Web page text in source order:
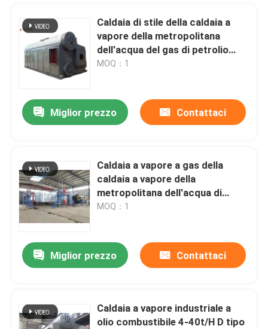
Prodotti
Caldaia di stile della caldaia a
vapore della metropolitana
dell'acqua del gas di petrolio
1.25Mpa 1.6Mpa 2.5Mpa D
MOQ：1
Miglior prezzo Contattaci
Caldaia a vapore a gas della
caldaia a vapore della
metropolitana dell'acqua di
efficienza 96% 1.25Mpa 1.6Mpa
MOQ：1
Miglior prezzo Contattaci
Caldaia a vapore industriale a
olio combustibile 4-40t/H D tipo